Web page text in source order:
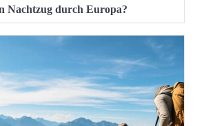
Nachtzug durch Europa?